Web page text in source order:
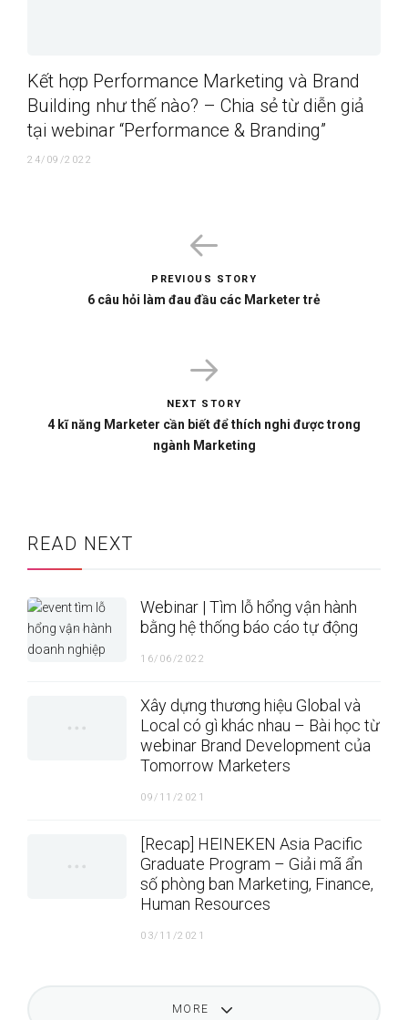
Kết hợp Performance Marketing và Brand
Building như thế nào? – Chia sẻ từ diễn giả
tại webinar “Performance & Branding”
24/09/2022
PREVIOUS STORY
6 câu hỏi làm đau đầu các Marketer trẻ
NEXT STORY
4 kĩ năng Marketer cần biết để thích nghi được trong
ngành Marketing
READ NEXT
Webinar | Tìm lỗ hổng vận hành
bằng hệ thống báo cáo tự động
16/06/2022
Xây dựng thương hiệu Global và
Local có gì khác nhau – Bài học từ
webinar Brand Development của
Tomorrow Marketers
09/11/2021
[Recap] HEINEKEN Asia Pacific
Graduate Program – Giải mã ẩn
số phòng ban Marketing, Finance,
Human Resources
03/11/2021
MORE